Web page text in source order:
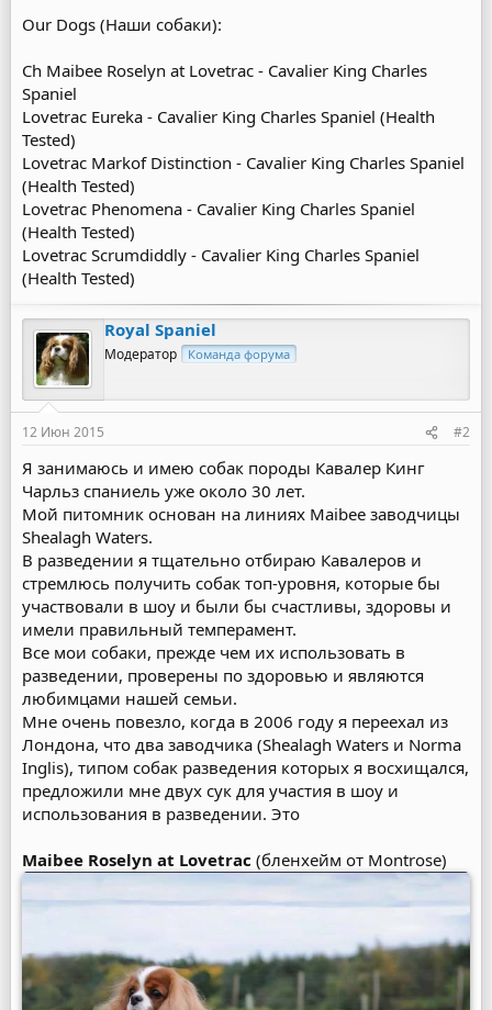
Our Dogs (Наши собаки):
Ch Maibee Roselyn at Lovetrac - Cavalier King Charles
Spaniel
Lovetrac Eureka - Cavalier King Charles Spaniel (Health
Tested)
Lovetrac Markof Distinction - Cavalier King Charles Spaniel
(Health Tested)
Lovetrac Phenomena - Cavalier King Charles Spaniel
(Health Tested)
Lovetrac Scrumdiddly - Cavalier King Charles Spaniel
(Health Tested)
Royal Spaniel
Модератор Команда форума
12 Июн 2015 #2
Я занимаюсь и имею собак породы Кавалер Кинг
Чарльз спаниель уже около 30 лет.
Мой питомник основан на линиях Maibee заводчицы
Shealagh Waters.
В разведении я тщательно отбираю Кавалеров и
стремлюсь получить собак топ-уровня, которые бы
участвовали в шоу и были бы счастливы, здоровы и
имели правильный темперамент.
Все мои собаки, прежде чем их использовать в
разведении, проверены по здоровью и являются
любимцами нашей семьи.
Мне очень повезло, когда в 2006 году я переехал из
Лондона, что два заводчика (Shealagh Waters и Norma
Inglis), типом собак разведения которых я восхищался,
предложили мне двух сук для участия в шоу и
использования в разведении. Это
Maibee Roselyn at Lovetrac (бленхейм от Montrose)